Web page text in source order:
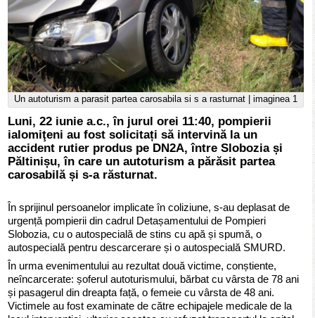
Un autoturism a parasit partea carosabila si s a rasturnat | imaginea 1
Luni, 22 iunie a.c., în jurul orei 11:40, pompierii
ialomiţeni au fost solicitați să intervină la un
accident rutier produs pe DN2A, între Slobozia și
Păltinișu, în care un autoturism a părăsit partea
carosabilă și s-a răsturnat.
În sprijinul persoanelor implicate în coliziune, s-au deplasat de
urgență pompierii din cadrul Detașamentului de Pompieri
Slobozia, cu o autospecială de stins cu apă și spumă, o
autospecială pentru descarcerare și o autospecială SMURD.
În urma evenimentului au rezultat două victime, conștiente,
neîncarcerate: șoferul autoturismului, bărbat cu vârsta de 78 ani
și pasagerul din dreapta față, o femeie cu vârsta de 48 ani.
Victimele au fost examinate de către echipajele medicale de la